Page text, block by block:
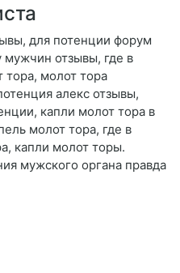
для потенции форум
мужчин отзывы, где в
тора, молот тора
алекс отзывы,
капли молот тора в
молот тора, где в
капли молот торы.
мужского органа правда